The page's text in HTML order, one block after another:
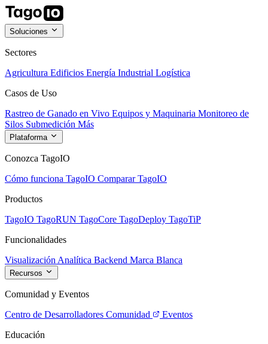
Soluciones
Sectores
Agricultura Edificios Energía Industrial Logística
Casos de Uso
Rastreo de Ganado en Vivo Equipos y Maquinaria Monitoreo de
Silos Submedición Más
Plataforma
Conozca TagoIO
Cómo funciona TagoIO Comparar TagoIO
Productos
TagoIO TagoRUN TagoCore TagoDeploy TagoTiP
Funcionalidades
Visualización Analítica Backend Marca Blanca
Recursos
Comunidad y Eventos
Centro de Desarrolladores Comunidad
Eventos
Educación